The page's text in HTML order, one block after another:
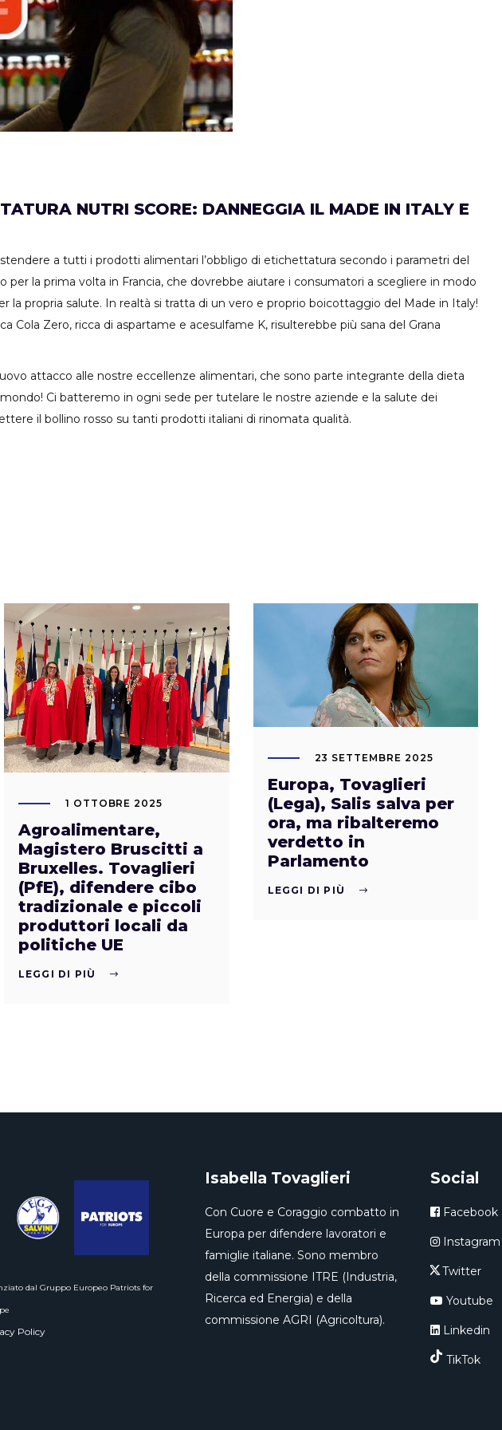
NUTRI SCORE: DANNEGGIA IL MADE IN ITALY E
a tutti i prodotti alimentari l’obbligo di etichettatura secondo i parametri del
la prima volta in Francia, che dovrebbe aiutare i consumatori a scegliere in modo
propria salute. In realtà si tratta di un vero e proprio boicottaggio del Made in Italy!
Cola Zero, ricca di aspartame e acesulfame K, risulterebbe più sana del Grana
attacco alle nostre eccellenze alimentari, che sono parte integrante della dieta
Ci batteremo in ogni sede per tutelare le nostre aziende e la salute dei
il bollino rosso su tanti prodotti italiani di rinomata qualità.
1 OTTOBRE 2025
Agroalimentare,
Magistero Bruscitti a
Bruxelles. Tovaglieri
(PfE), difendere cibo
tradizionale e piccoli
produttori locali da
politiche UE
LEGGI DI PIÙ
23 SETTEMBRE 2025
Europa, Tovaglieri
(Lega), Salis salva per
ora, ma ribalteremo
verdetto in
Parlamento
LEGGI DI PIÙ
dal Gruppo Europeo Patriots for
Policy
Isabella Tovaglieri
Con Cuore e Coraggio combatto in
Europa per difendere lavoratori e
famiglie italiane. Sono membro
della commissione ITRE (Industria,
Ricerca ed Energia) e della
commissione AGRI (Agricoltura).
Social
Facebook
Instagram
Twitter
Youtube
Linkedin
TikTok